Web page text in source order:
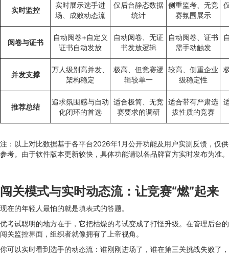
实时监控
实时展示选手进
场、成败动态流
仅后台静态数据
统计
侧重监考、无竞
赛氛围展示
阅卷与证书
自动阅卷+自定义
证书自动发放
自动阅卷、无证
书发放逻辑
自动阅卷、证书
需手动触发
并发支撑
万人级别高并发、
架构稳定
极高、但竞赛逻
辑较单一
较高、侧重企业
级稳定性
推荐总结
追求氛围感与自动
化闭环的首选
适合极简、无竞
赛要求的调研
适合带有严肃选
拔性质的竞赛
注：以上对比数据基于各平台2026年1月公开功能及用户实测反馈，仅供
参考。由于软件版本更新较快，具体功能请以各品牌官方实时发布为准。
闯关模式与实时动态流：让竞赛“燃”起来
现在的年轻人最怕的就是填表式的答题。
优考试聪明的地方在于，它把枯燥的考试变成了打怪升级。在管理后台的
闯关监控界面，组织者就像拥有了上帝视角。
你可以实时看到选手的动态流：谁刚刚进场了，谁在第三关挑战失败了，